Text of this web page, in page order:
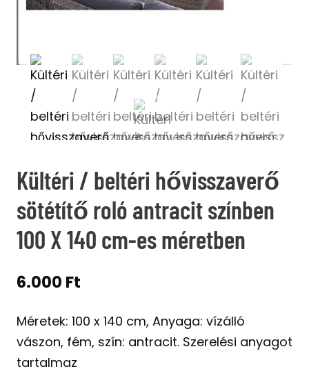
Kültéri / beltéri hővisszaverő
sötétítő roló antracit színben
100 X 140 cm-es méretben
6.000 Ft
Méretek: 100 x 140 cm, Anyaga: vízálló
vászon, fém, szín: antracit. Szerelési anyagot
tartalmaz